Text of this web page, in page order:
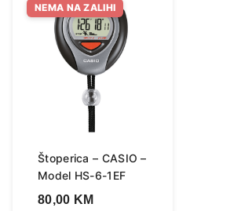
NEMA NA ZALIHI
Štoperica – CASIO –
Model HS-6-1EF
80,00 KM